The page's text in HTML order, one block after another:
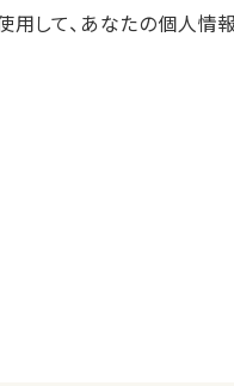
用して、あなたの個人